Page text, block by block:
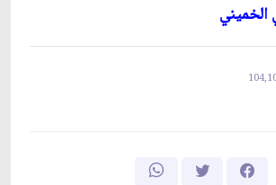
الخميني‏